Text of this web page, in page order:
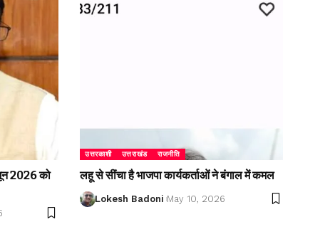
2026 को
उत्तरकाशी उत्तराखंड राजनीति
लहू से सींचा है भाजपा कार्यकर्ताओं ने बंगाल में कमल
Lokesh Badoni May 10, 2026